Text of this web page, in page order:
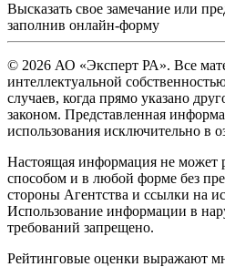
Высказать свое замечание или
заполнив онлайн-форму
© 2026 АО «Эксперт РА». Все
интеллектуальной
случаев, когда прямо указано
законом. Представленная
использования исключительно в
Настоящая информация не может
способом и в любой форме без
стороны Агентства и ссылки на
Использование информации в
требований запрещено.
Рейтинговые оценки выражают